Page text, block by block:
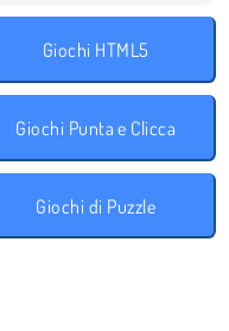
Giochi HTML5
Giochi Punta e Clicca
Giochi di Puzzle